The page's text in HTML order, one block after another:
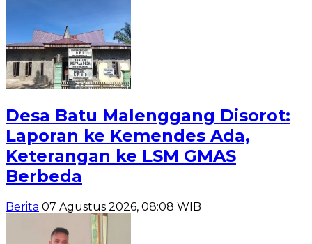
Desa Batu Malenggang Disorot:
Laporan ke Kemendes Ada,
Keterangan ke LSM GMAS
Berbeda
Berita 07 Agustus 2026, 08:08 WIB